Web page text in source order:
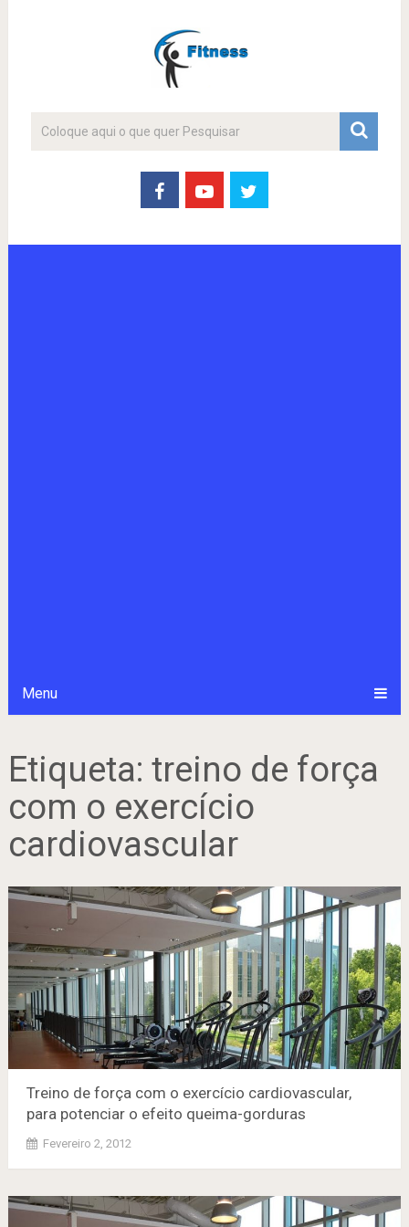
Menu
Etiqueta: treino de força
com o exercício
cardiovascular
Treino de força com o exercício cardiovascular,
para potenciar o efeito queima-gorduras
Fevereiro 2, 2012